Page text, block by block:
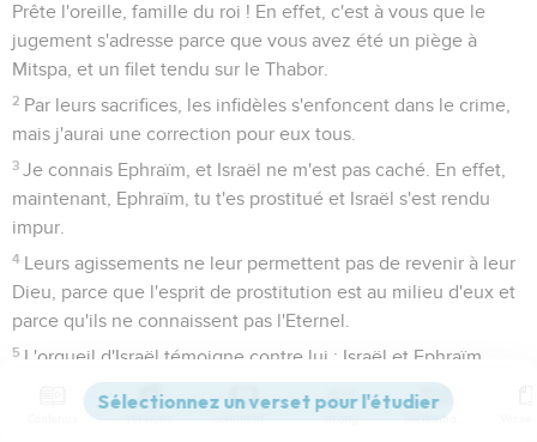
Prête l'oreille, famille du roi ! En effet, c'est à vous que le
jugement s'adresse parce que vous avez été un piège à
Mitspa, et un filet tendu sur le Thabor.
2 Par leurs sacrifices, les infidèles s'enfoncent dans le crime,
mais j'aurai une correction pour eux tous.
3 Je connais Ephraïm, et Israël ne m'est pas caché. En effet,
maintenant, Ephraïm, tu t'es prostitué et Israël s'est rendu
impur.
4 Leurs agissements ne leur permettent pas de revenir à leur
Dieu, parce que l'esprit de prostitution est au milieu d'eux et
parce qu'ils ne connaissent pas l'Eternel.
5 L'orgueil d'Israël témoigne contre lui : Israël et Ephraïm
trébucheront par leur faute ; Juda aussi trébuchera avec eux.
Ils iront avec leurs brebis et leurs bœufs rechercher
Versions Commentaires Strong